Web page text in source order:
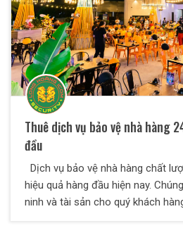
Thuê dịch vụ bảo vệ nhà hàng
đầu
Dịch vụ bảo vệ nhà hàng chất
hiệu quả hàng đầu hiện nay.
ninh và tài sản cho quý khách